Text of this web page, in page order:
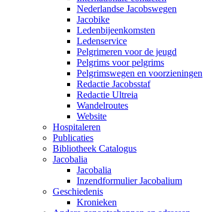
Nederlandse Jacobswegen
Jacobike
Ledenbijeenkomsten
Ledenservice
Pelgrimeren voor de jeugd
Pelgrims voor pelgrims
Pelgrimswegen en voorzieningen
Redactie Jacobsstaf
Redactie Ultreia
Wandelroutes
Website
Hospitaleren
Publicaties
Bibliotheek Catalogus
Jacobalia
Jacobalia
Inzendformulier Jacobalium
Geschiedenis
Kronieken